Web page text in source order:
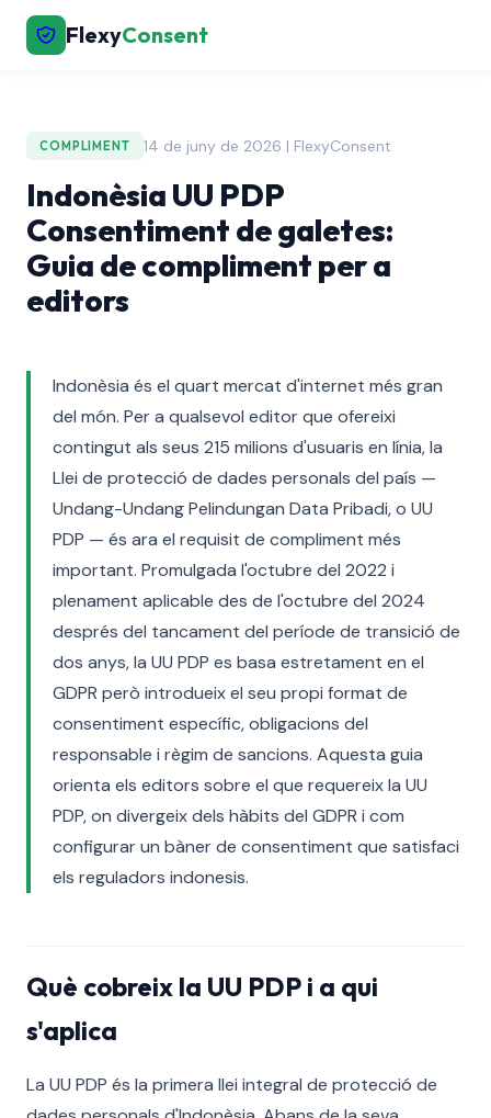
FlexyConsent
COMPLIMENT 14 de juny de 2026 | FlexyConsent
Indonèsia UU PDP
Consentiment de galetes:
Guia de compliment per a
editors
Indonèsia és el quart mercat d'internet més gran
del món. Per a qualsevol editor que ofereixi
contingut als seus 215 milions d'usuaris en línia, la
Llei de protecció de dades personals del país —
Undang-Undang Pelindungan Data Pribadi, o UU
PDP — és ara el requisit de compliment més
important. Promulgada l'octubre del 2022 i
plenament aplicable des de l'octubre del 2024
després del tancament del període de transició de
dos anys, la UU PDP es basa estretament en el
GDPR però introdueix el seu propi format de
consentiment específic, obligacions del
responsable i règim de sancions. Aquesta guia
orienta els editors sobre el que requereix la UU
PDP, on divergeix dels hàbits del GDPR i com
configurar un bàner de consentiment que satisfaci
els reguladors indonesis.
Què cobreix la UU PDP i a qui
s'aplica
La UU PDP és la primera llei integral de protecció de